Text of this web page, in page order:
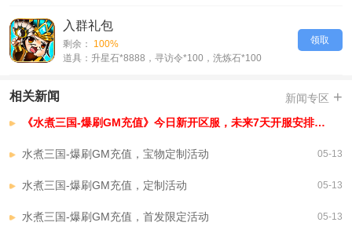
领取
入群礼包
剩余：
100%
道具：升星石*8888，寻访令*100，洗炼石*100
相关新闻 新闻专区 +
《水煮三国-爆刷GM充值》今日新开区服，未来7天开服安排，已开区服
水煮三国-爆刷GM充值，宝物定制活动 05-13
水煮三国-爆刷GM充值，定制活动 05-13
水煮三国-爆刷GM充值，首发限定活动 05-13